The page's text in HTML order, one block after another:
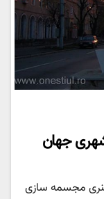
جهان
هنری مجسمه سازی